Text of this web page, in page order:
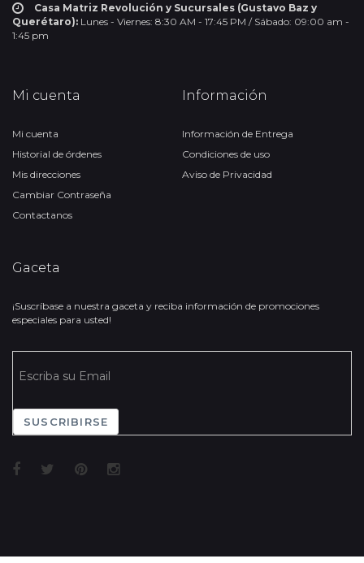
Casa Matriz Revolución y Sucursales (Gustavo Baz y
Querétaro): Lunes - Viernes: 8:30 AM - 17:45 PM / Sábado: 09:00 am -
1:45 pm
Mi cuenta
Mi cuenta
Historial de órdenes
Mis direcciones
Cambiar Contraseña
Contactanos
Información
Información de Entrega
Condiciones de uso
Aviso de Privacidad
Gaceta
¡Suscríbase a nuestra gaceta y reciba información de promociones
especiales para usted!
SUSCRIBIRSE